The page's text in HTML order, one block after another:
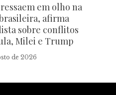
em olho na
afirma
sobre conflitos
Milei e Trump
de 2026